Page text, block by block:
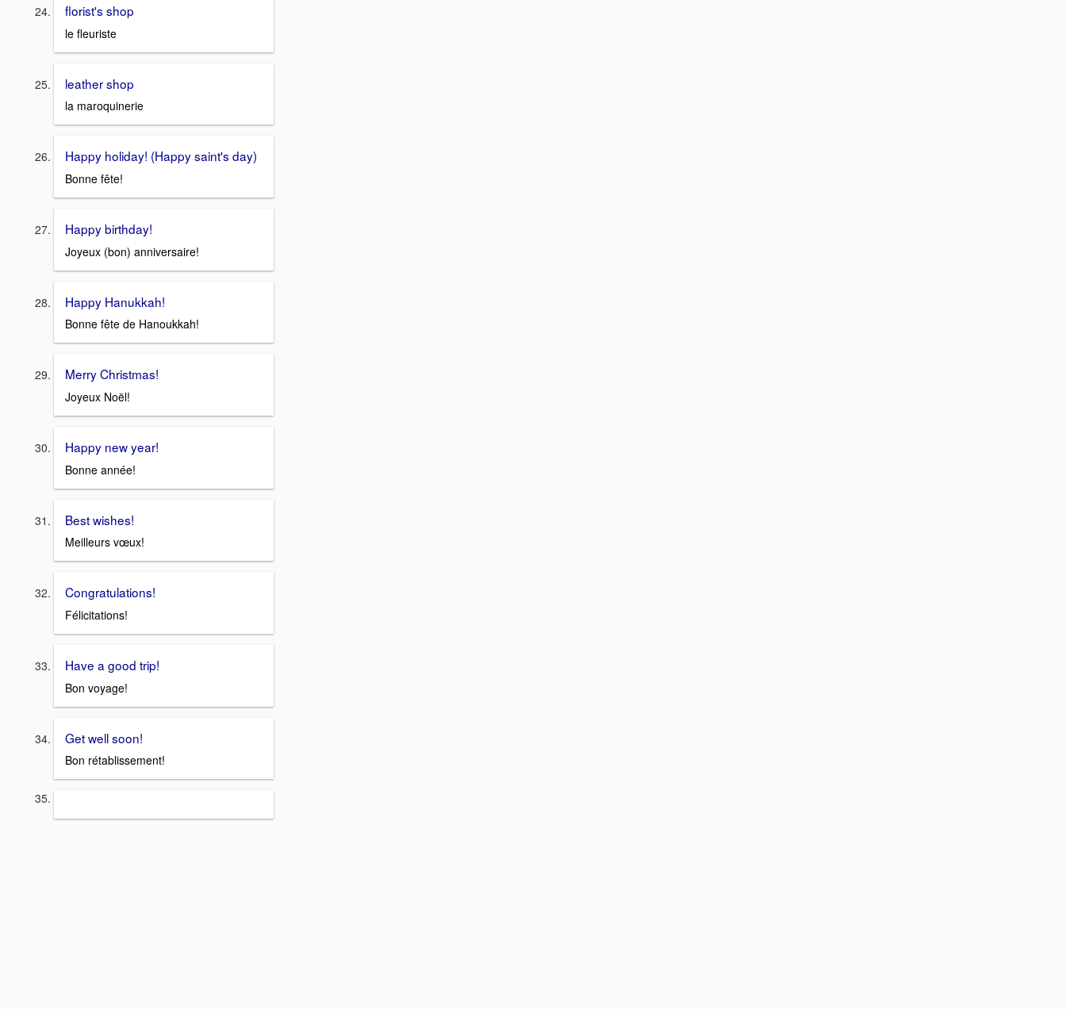
florist's shop
le fleuriste
leather shop
la maroquinerie
Happy holiday! (Happy saint's day)
Bonne fête!
Happy birthday!
Joyeux (bon) anniversaire!
Happy Hanukkah!
Bonne fête de Hanoukkah!
Merry Christmas!
Joyeux Noël!
Happy new year!
Bonne année!
Best wishes!
Meilleurs vœux!
Congratulations!
Félicitations!
Have a good trip!
Bon voyage!
Get well soon!
Bon rétablissement!